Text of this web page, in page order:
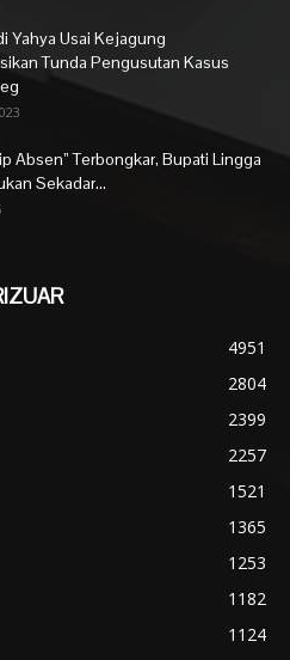
Yahya Usai Kejagung
Tunda Pengusutan Kasus
Absen” Terbongkar, Bupati Lingga
Sekadar...
4951
2804
2399
2257
1521
1365
1253
1182
1124